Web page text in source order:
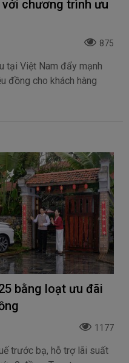
chương trình ưu
875
tại Việt Nam đẩy mạnh
đồng cho khách hàng
bằng loạt ưu đãi
1177
trước bạ, hỗ trợ lãi suất